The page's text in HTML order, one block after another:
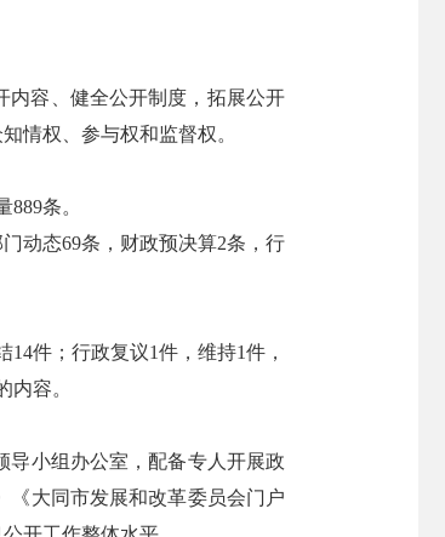
内容、健全公开制度，拓展公开
情权、参与权和监督权。
条。
动态69条，财政预决算2条，行
件；行政复议1件，维持1件，
容。
导小组办公室，配备专人开展政
《大同市发展和改革委员会门户